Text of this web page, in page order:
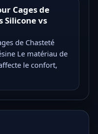
Cages de
Silicone vs
de Chasteté
Le matériau de
le confort,